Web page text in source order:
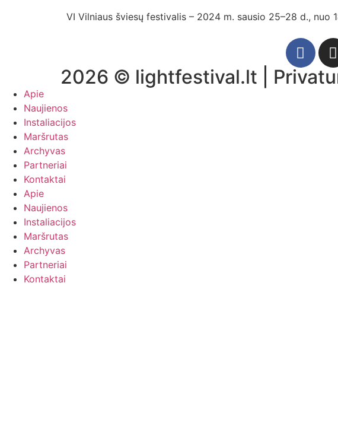
VI Vilniaus šviesų festivalis – 2024 m. sausio 25–28 d., nuo
2026 © lightfestival.lt |
Apie
Naujienos
Instaliacijos
Maršrutas
Archyvas
Partneriai
Kontaktai
Apie
Naujienos
Instaliacijos
Maršrutas
Archyvas
Partneriai
Kontaktai